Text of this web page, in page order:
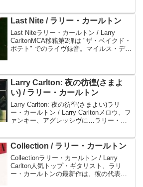
Last Nite / ラリー・カールトン
Last Niteラリー・カールトン / Larry
CarltonMCA移籍第2弾は "ザ・ベイクド・
ポテト" でのライヴ録音。マイルス・デイ
作！帯よりDisc101....
Larry Carlton: 夜の彷徨(さまよ
い) / ラリー・カールトン
Larry Carlton: 夜の彷徨(さまよい)ラリ
ー・カールトン / Larry Carltonメロウ、フ
ァンキー、アグレッシヴに…ラリー・カ
ングのすべてを注ぎ込んだ名作！クルセ
イダーズ脱退後、初めて...
Collection / ラリー・カールトン
Collectionラリー・カールトン / Larry
Carlton人気トップ・ギタリスト、ラリ
ー・カールトンの最新作は、彼の代表曲